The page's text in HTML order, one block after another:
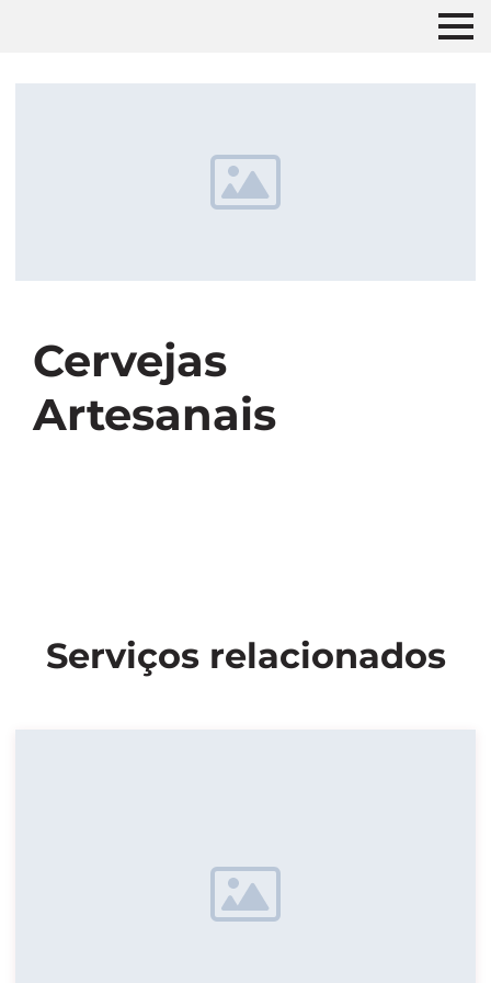
Cervejas
Artesanais
Serviços relacionados